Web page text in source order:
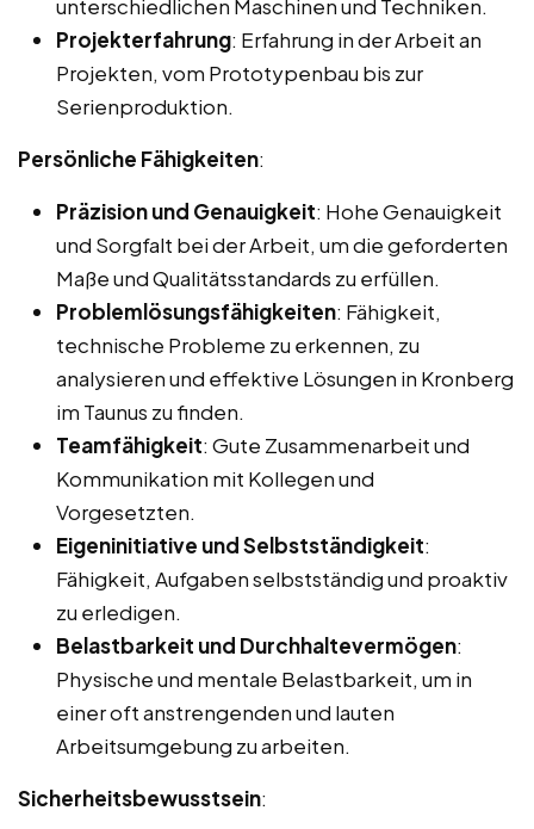
unterschiedlichen Maschinen und Techniken.
Projekterfahrung: Erfahrung in der Arbeit an
Projekten, vom Prototypenbau bis zur
Serienproduktion.
Persönliche Fähigkeiten:
Präzision und Genauigkeit: Hohe Genauigkeit
und Sorgfalt bei der Arbeit, um die geforderten
Maße und Qualitätsstandards zu erfüllen.
Problemlösungsfähigkeiten: Fähigkeit,
technische Probleme zu erkennen, zu
analysieren und effektive Lösungen in Kronberg
im Taunus zu finden.
Teamfähigkeit: Gute Zusammenarbeit und
Kommunikation mit Kollegen und
Vorgesetzten.
Eigeninitiative und Selbstständigkeit:
Fähigkeit, Aufgaben selbstständig und proaktiv
zu erledigen.
Belastbarkeit und Durchhaltevermögen:
Physische und mentale Belastbarkeit, um in
einer oft anstrengenden und lauten
Arbeitsumgebung zu arbeiten.
Sicherheitsbewusstsein: